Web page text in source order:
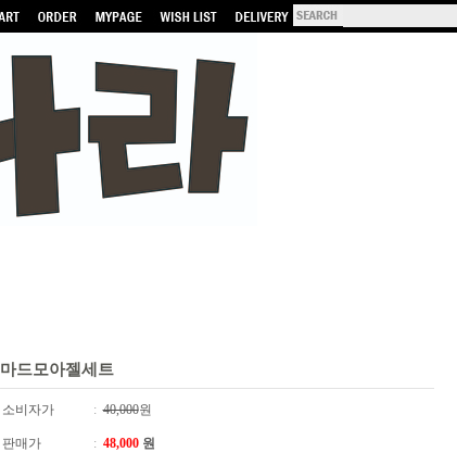
마드모아젤세트
소비자가 : 40,000원
판매가 : 48,000원